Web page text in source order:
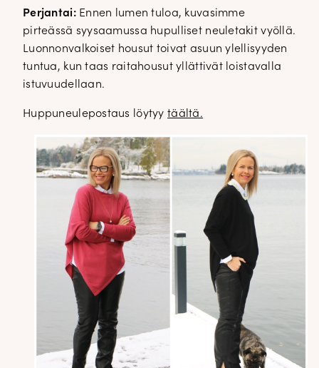
Perjantai: Ennen lumen tuloa, kuvasimme
pirteässä syysaamussa hupulliset neuletakit vyöllä.
Luonnonvalkoiset housut toivat asuun ylellisyyden
tuntua, kun taas raitahousut yllättivät loistavalla
istuvuudellaan.
Huppuneulepostaus löytyy täältä.